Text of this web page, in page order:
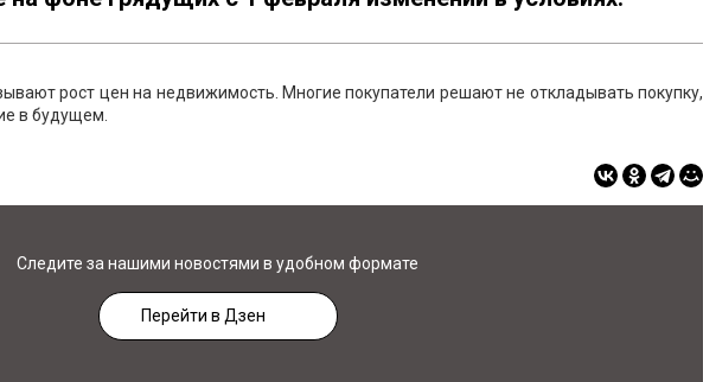
рост цен на недвижимость. Многие покупатели решают не откладывать покупку,
в будущем.
Следите за нашими новостями в удобном формате
Перейти в Дзен